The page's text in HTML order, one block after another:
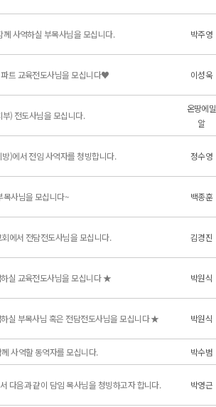
사역하실 부목사님을 모십니다. 박주영
트 교육전도사님을 모십니다♥ 이성욱
) 전도사님을 모십니다.
온땅에밀
알
)에서 전임 사역자를 청빙합니다. 정수영
목사님을 모십니다~ 백종훈
에서 전담전도사님을 모십니다. 김경진
실 교육전도사님을 모십니다 ★ 박원식
실 부목사님 혹은 전담전도사님을 모십니다 ★ 박원식
사역할 동역자를 모십니다. 박수범
다음과 같이 담임 목사님을 청빙하고자 합니다. 박영근